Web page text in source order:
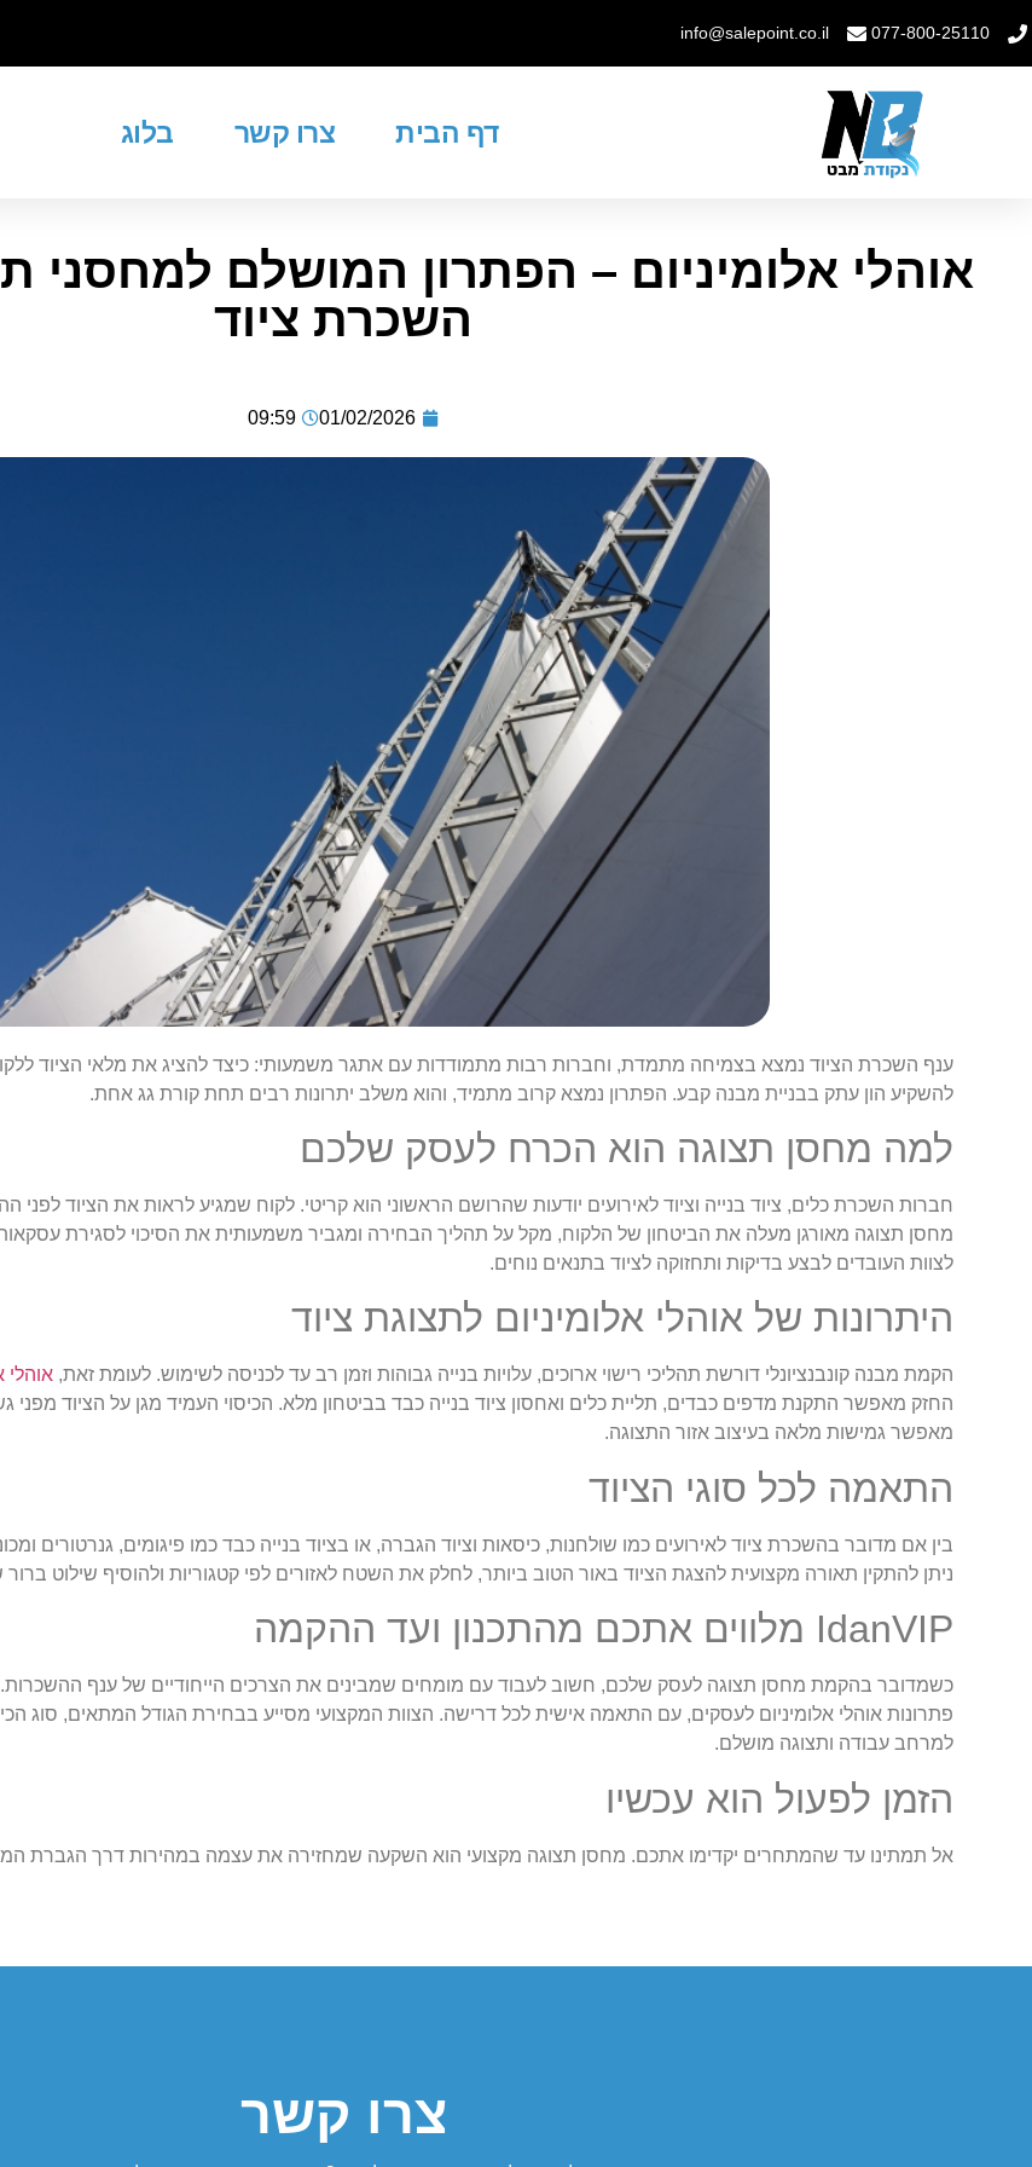
077-800-25110
info@salepoint.co.il
דף הבית צרו קשר בלוג
אוהלי אלומיניום – הפתרון המושלם למחסני
השכרת ציוד
01/02/2026
09:59
ענף השכרת הציוד נמצא בצמיחה מתמדת, וחברות רבות מתמודדות עם אתגר משמעותי: כיצד להציג את מלאי הציוד
להשקיע הון עתק בבניית מבנה קבע. הפתרון נמצא קרוב מתמיד, והוא משלב יתרונות רבים תחת קורת גג אחת.
למה מחסן תצוגה הוא הכרח לעסק שלכם
חברות השכרת כלים, ציוד בנייה וציוד לאירועים יודעות שהרושם הראשוני הוא קריטי. לקוח שמגיע לראות את הציוד
מחסן תצוגה מאורגן מעלה את הביטחון של הלקוח, מקל על תהליך הבחירה ומגביר משמעותית את הסיכוי לסגירת
לצוות העובדים לבצע בדיקות ותחזוקה לציוד בתנאים נוחים.
היתרונות של אוהלי אלומיניום לתצוגת ציוד
הקמת מבנה קונבנציונלי דורשת תהליכי רישוי ארוכים, עלויות בנייה גבוהות וזמן רב עד לכניסה לשימוש. לעומת זאת, אוהלי
החזק מאפשר התקנת מדפים כבדים, תליית כלים ואחסון ציוד בנייה כבד בביטחון מלא. הכיסוי העמיד מגן על הציוד
מאפשר גמישות מלאה בעיצוב אזור התצוגה.
התאמה לכל סוגי הציוד
בין אם מדובר בהשכרת ציוד לאירועים כמו שולחנות, כיסאות וציוד הגברה, או בציוד בנייה כבד כמו פיגומים, גנרטורים
ניתן להתקין תאורה מקצועית להצגת הציוד באור הטוב ביותר, לחלק את השטח לאזורים לפי קטגוריות ולהוסיף שילוט
IdanVIP מלווים אתכם מהתכנון ועד ההקמה
פתרונות אוהלי אלומיניום לעסקים, עם התאמה אישית לכל דרישה. הצוות המקצועי מסייע בבחירת הגודל המתאים, סוג
למרחב עבודה ותצוגה מושלם.
הזמן לפעול הוא עכשיו
אל תמתינו עד שהמתחרים יקדימו אתכם. מחסן תצוגה מקצועי הוא השקעה שמחזירה את עצמה במהירות דרך הגברת
צרו קשר